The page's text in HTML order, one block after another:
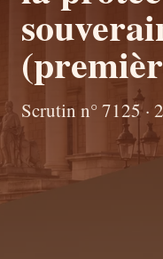
Scrutin n° 7125 ·